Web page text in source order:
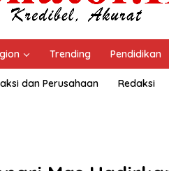
Trending Pendidikan
dan Perusahaan Redaksi